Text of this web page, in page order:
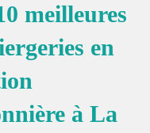
meilleures
en
à La